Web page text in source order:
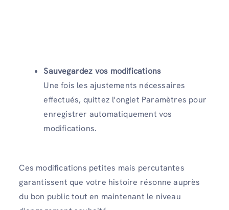
Sauvegardez vos modifications
Une fois les ajustements nécessaires
effectués, quittez l'onglet Paramètres pour
enregistrer automatiquement vos
modifications.
Ces modifications petites mais percutantes
garantissent que votre histoire résonne auprès
du bon public tout en maintenant le niveau